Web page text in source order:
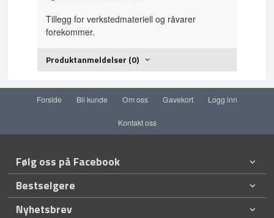
Tillegg for verkstedmateriell og råvarer
forekommer.
Produktanmeldelser (0)
Forside Bli kunde Om oss Gavekort Logg inn
Kontakt oss
Følg oss på Facebook
Bestselgere
Nyhetsbrev